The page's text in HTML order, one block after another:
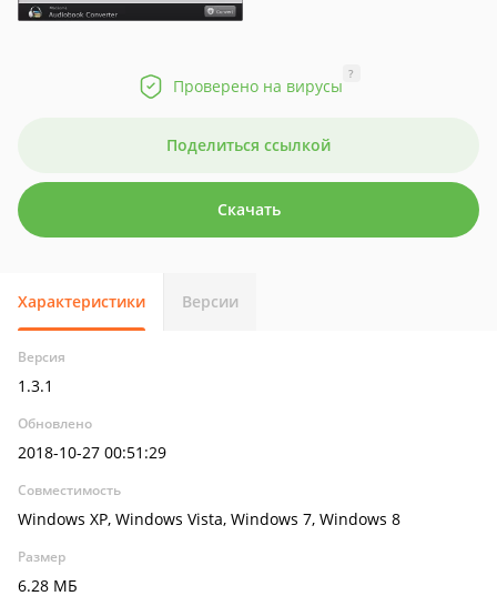
Проверено на вирусы
?
Поделиться ссылкой
Скачать
Характеристики Версии
Версия
1.3.1
Обновлено
2018-10-27 00:51:29
Совместимость
Windows XP, Windows Vista, Windows 7, Windows 8
Размер
6.28 МБ